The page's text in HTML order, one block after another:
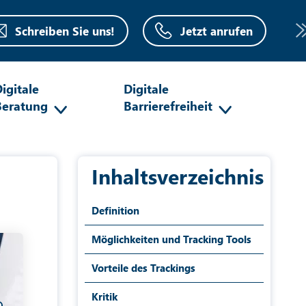
Schreiben Sie uns! Jetzt anrufen
Digitale
Barrierefreiheit
Inhaltsverzeichnis
Definition
Möglichkeiten und Tracking Tools
Vorteile des Trackings
Kritik